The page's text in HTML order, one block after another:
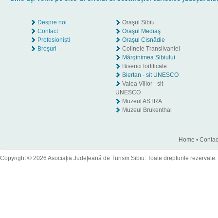
Despre noi
Contact
Profesionişti
Broşuri
Oraşul Sibiu
Oraşul Mediaş
Oraşul Cisnădie
Colinele Transilvaniei
Mărginimea Sibiului
Biserici fortificate
Biertan - sit UNESCO
Valea Viilor - sit
UNESCO
Muzeul ASTRA
Muzeul Brukenthal
Home •
Copyright © 2026 Asociaţia Judeţeană de Turism Sibiu. Toate drepturile rezervate.